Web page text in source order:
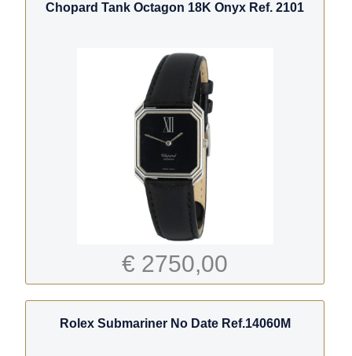
Chopard Tank Octagon 18K Onyx Ref. 2101
€ 2750,00
Rolex Submariner No Date Ref.14060M